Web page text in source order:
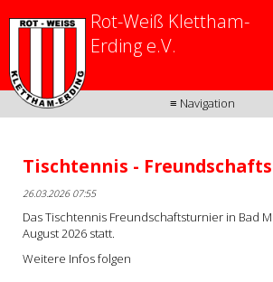
≡ Navigation
Rot-Weiß Klettham-
Erding e.V.
Tischtennis -
26.03.2026 07:55
Das Tischtennis Freundschaftsturnier in Bad
August 2026 statt.
Weitere Infos folgen